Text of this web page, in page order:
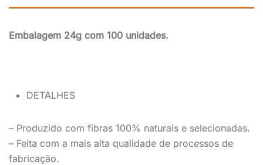
Embalagem 24g com 100 unidades.
DETALHES
– Produzido com fibras 100% naturais e selecionadas.
– Feita com a mais alta qualidade de processos de
fabricação.